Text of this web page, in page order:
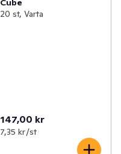
Cube
20 st, Varta
147,00 kr
7,35 kr /st